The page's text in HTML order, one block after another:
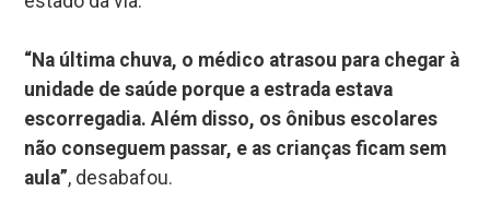
“Na última chuva, o médico atrasou para chegar à
unidade de saúde porque a estrada estava
escorregadia. Além disso, os ônibus escolares
não conseguem passar, e as crianças ficam sem
aula”, desabafou.